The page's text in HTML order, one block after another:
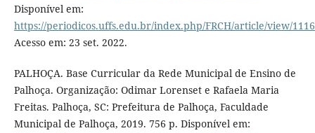
Disponível em:
https://periodicos.uffs.edu.br/index.php/FRCH/article/view/
Acesso em: 23 set. 2022.
PALHOÇA. Base Curricular da Rede Municipal de Ensino de
Palhoça. Organização: Odimar Lorenset e Rafaela Maria
Freitas. Palhoça, SC: Prefeitura de Palhoça, Faculdade
Municipal de Palhoça, 2019. 756 p. Disponível em: